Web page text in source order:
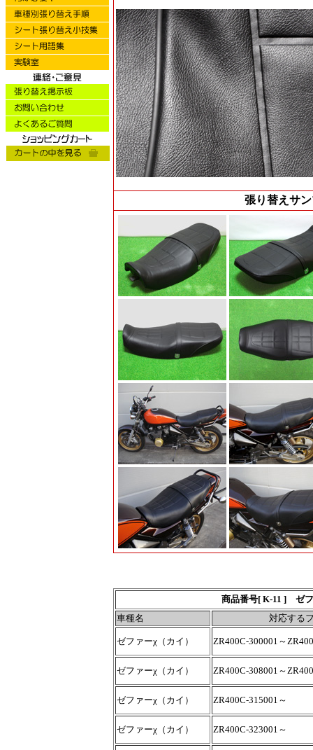
張り替えサ
商品番号[ K-11 ] ゼ
車種名
対応する
ゼファーχ（カイ） ZR400C-300001～
ゼファーχ（カイ） ZR400C-308001～
ゼファーχ（カイ） ZR400C-315001～
ゼファーχ（カイ） ZR400C-323001～